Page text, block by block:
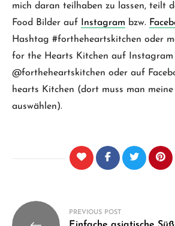
mich daran teilhaben zu lassen, teilt
Food Bilder auf Instagram bzw.
Hashtag #fortheheartskitchen oder
for the Hearts Kitchen auf
@fortheheartskitchen oder auf
hearts Kitchen (dort muss man
auswählen).
Beitragsnavigation
PREVIOUS POST